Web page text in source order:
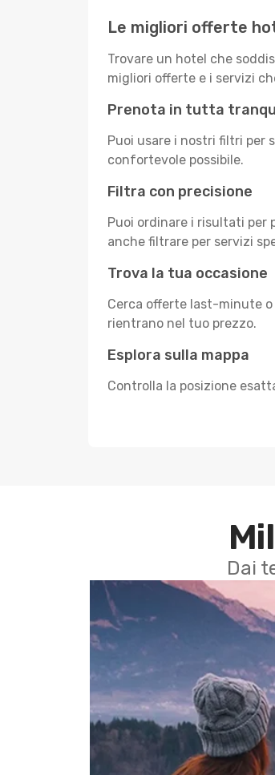
Le migliori offerte
Trovare un hotel che
migliori offerte e i servizi
Prenota in tutta
Puoi usare i nostri filtri per
confortevole possibile.
Filtra con precisione
Puoi ordinare i risultati per
anche filtrare per servizi
Trova la tua occasione
Cerca offerte last-minute
rientrano nel tuo prezzo.
Esplora sulla mappa
Controlla la posizione
Dai